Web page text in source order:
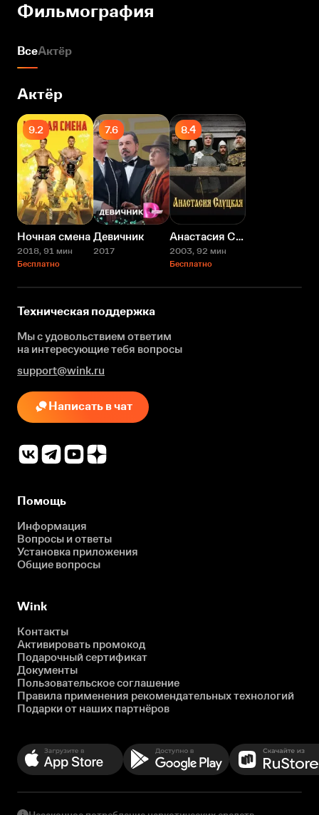
Фильмография
ВсеАктёр
Актёр
9.2
Ночная смена
2018, 91 мин
Бесплатно
7.6
Девичник
2017
8.4
Анастасия Слуцкая
2003, 92 мин
Бесплатно
Техническая поддержка
Мы с удовольствием ответим
на интересующиетебя вопросы
support@wink.ru
Написать в чат
Помощь
Информация
Вопросы и ответы
Установка приложения
Общие вопросы
Wink
Контакты
Активировать промокод
Подарочный сертификат
Документы
Пользовательское соглашение
Правила применения рекомендательных технологий
Подарки от наших партнёров